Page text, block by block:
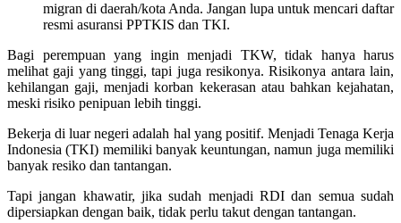
migran di daerah/kota Anda. Jangan lupa untuk mencari daftar
resmi asuransi PPTKIS dan TKI.
Bagi perempuan yang ingin menjadi TKW, tidak hanya harus
melihat gaji yang tinggi, tapi juga resikonya. Risikonya antara lain,
kehilangan gaji, menjadi korban kekerasan atau bahkan kejahatan,
meski risiko penipuan lebih tinggi.
Bekerja di luar negeri adalah hal yang positif. Menjadi Tenaga Kerja
Indonesia (TKI) memiliki banyak keuntungan, namun juga memiliki
banyak resiko dan tantangan.
Tapi jangan khawatir, jika sudah menjadi RDI dan semua sudah
dipersiapkan dengan baik, tidak perlu takut dengan tantangan.